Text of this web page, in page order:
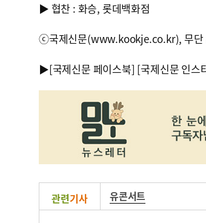
▶ 협찬 : 화승, 롯데백화점
ⓒ국제신문(www.kookje.co.kr), 무단
▶[국제신문 페이스북] [국제신문 인스
관련기사 유콘서트